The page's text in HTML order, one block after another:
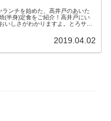
ンチを始めた、高井戸のあいた
(半身)定食をご紹介！高井戸にい
いしさがわかりますよ。とろサバ
2019.04.02